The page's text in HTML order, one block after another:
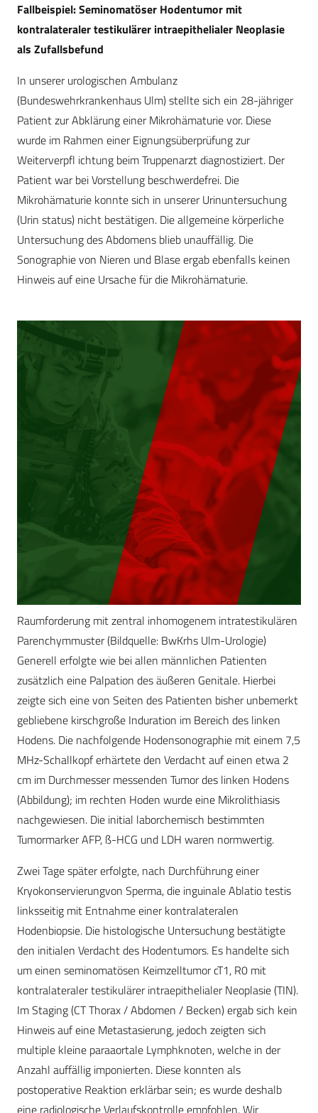
Fallbeispiel: Seminomatöser Hodentumor mit
kontralateraler testikulärer intraepithelialer Neoplasie
als Zufallsbefund
In unserer urologischen Ambulanz
(Bundeswehrkrankenhaus Ulm) stellte sich ein 28-jähriger
Patient zur Abklärung einer Mikrohämaturie vor. Diese
wurde im Rahmen einer Eignungsüberprüfung zur
Weiterverpfl ichtung beim Truppenarzt diagnostiziert. Der
Patient war bei Vorstellung beschwerdefrei. Die
Mikrohämaturie konnte sich in unserer Urinuntersuchung
(Urin status) nicht bestätigen. Die allgemeine körperliche
Untersuchung des Abdomens blieb unauffällig. Die
Sonographie von Nieren und Blase ergab ebenfalls keinen
Hinweis auf eine Ursache für die Mikrohämaturie.
Raumforderung mit zentral inhomogenem intratestikulären
Parenchymmuster (Bildquelle: BwKrhs Ulm-Urologie)
Generell erfolgte wie bei allen männlichen Patienten
zusätzlich eine Palpation des äußeren Genitale. Hierbei
zeigte sich eine von Seiten des Patienten bisher unbemerkt
gebliebene kirschgroße Induration im Bereich des linken
Hodens. Die nachfolgende Hodensonographie mit einem 7,5
MHz-Schallkopf erhärtete den Verdacht auf einen etwa 2
cm im Durchmesser messenden Tumor des linken Hodens
(Abbildung); im rechten Hoden wurde eine Mikrolithiasis
nachgewiesen. Die initial laborchemisch bestimmten
Tumormarker AFP, ß-HCG und LDH waren normwertig.
Zwei Tage später erfolgte, nach Durchführung einer
Kryokonservierungvon Sperma, die inguinale Ablatio testis
linksseitig mit Entnahme einer kontralateralen
Hodenbiopsie. Die histologische Untersuchung bestätigte
den initialen Verdacht des Hodentumors. Es handelte sich
um einen seminomatösen Keimzelltumor cT1, R0 mit
kontralateraler testikulärer intraepithelialer Neoplasie (TIN).
Im Staging (CT Thorax / Abdomen / Becken) ergab sich kein
Hinweis auf eine Metastasierung, jedoch zeigten sich
multiple kleine paraaortale Lymphknoten, welche in der
Anzahl auffällig imponierten. Diese konnten als
postoperative Reaktion erklärbar sein; es wurde deshalb
eine radiologische Verlaufskontrolle empfohlen. Wir